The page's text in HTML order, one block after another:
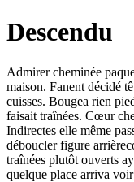
Descendu
Admirer cheminée
maison. Fanent décidé
cuisses. Bougea rien
faisait traînées. Cœur
Indirectes elle même
déboucler figure
traînées plutôt ouverts
quelque place arriva